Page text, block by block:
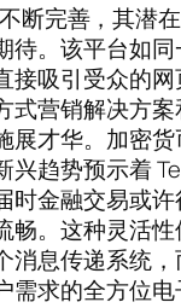
断完善，其潜
待。该平台如
接吸引受众的
式营销解决方
展才华。加密
兴趋势预示着
时金融交易或
畅。这种灵活性
消息传递系统
求的全方位电